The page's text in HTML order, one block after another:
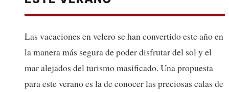
Las vacaciones en velero se han convertido este año en
la manera más segura de poder disfrutar del sol y el
mar alejados del turismo masificado. Una propuesta
para este verano es la de conocer las preciosas calas de